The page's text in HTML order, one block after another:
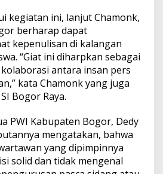
kegiatan ini, lanjut Chamonk,
berharap dapat
kepenulisan di kalangan
“Giat ini diharpkan sebagai
antara insan pers
kata Chamonk yang juga
Bogor Raya.
PWI Kabupaten Bogor, Dedy
mengatakan, bahwa
yang dipimpinnya
solid dan tidak mengenal